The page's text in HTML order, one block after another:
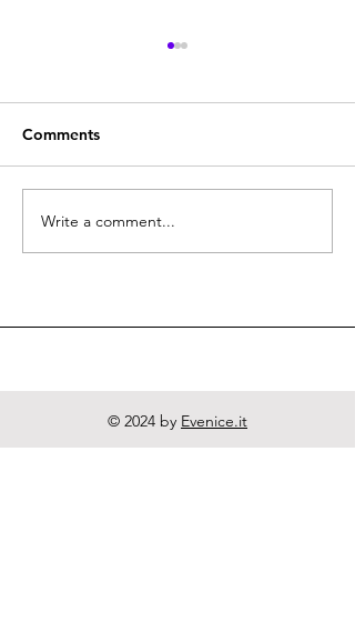
Quodlibeta Cartesiana
Comments
Write a comment...
© 2024 by Evenice.it